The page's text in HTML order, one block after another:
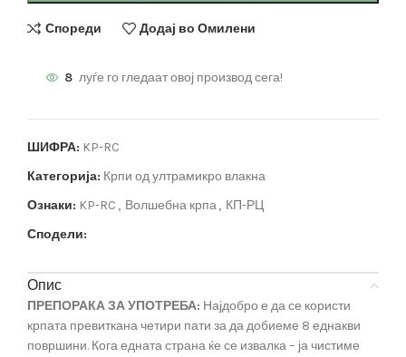
Спореди Додај во Омилени
8 луѓе го гледаат овој производ сега!
ШИФРА: KP-RC
Категорија: Крпи од ултрамикро влакна
Ознаки: KP-RC , Волшебна крпа, КП-РЦ
Сподели:
Опис
ПРЕПОРАКА ЗА УПОТРЕБА: Најдобро е да се користи
крпата превиткана четири пати за да добиеме 8 еднакви
површини. Кога едната страна ќе се извалка – ја чистиме